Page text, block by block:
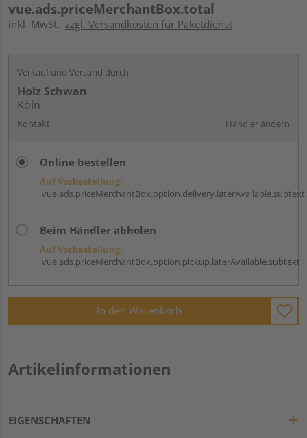
vue.ads.priceMerchantBox.total
inkl. MwSt. zzgl. Versandkosten für Paketdienst
Verkauf und Versand durch:
Holz Schwan
Köln
Kontakt Händler ändern
Online bestellen
Auf Vorbestellung:
vue.ads.priceMerchantBox.option.delivery.laterAvailable.subtext
Beim Händler abholen
Auf Vorbestellung:
vue.ads.priceMerchantBox.option.pickup.laterAvailable.subtext
In den Warenkorb
Artikelinformationen
EIGENSCHAFTEN